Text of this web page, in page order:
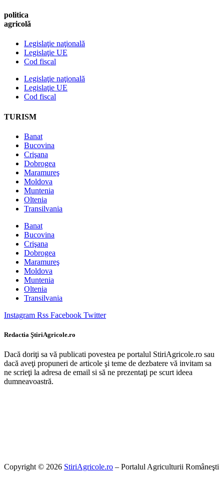
politica
agricolă
Legislaţie naţională
Legislaţie UE
Cod fiscal
Legislaţie naţională
Legislaţie UE
Cod fiscal
TURISM
Banat
Bucovina
Crişana
Dobrogea
Maramureş
Moldova
Muntenia
Oltenia
Transilvania
Banat
Bucovina
Crişana
Dobrogea
Maramureş
Moldova
Muntenia
Oltenia
Transilvania
Instagram Rss Facebook Twitter
Redactia ŞtiriAgricole.ro
Dacă doriţi sa vă publicati povestea pe portalul StiriAgricole.ro sau
dacă aveţi propuneri de articole şi teme de dezbatere vă invitam sa
ne scrieţi la adresa de email si să ne prezentaţi pe scurt ideea
dumneavoastră.
Copyright © 2026 StiriAgricole.ro – Portalul Agriculturii Româneşti